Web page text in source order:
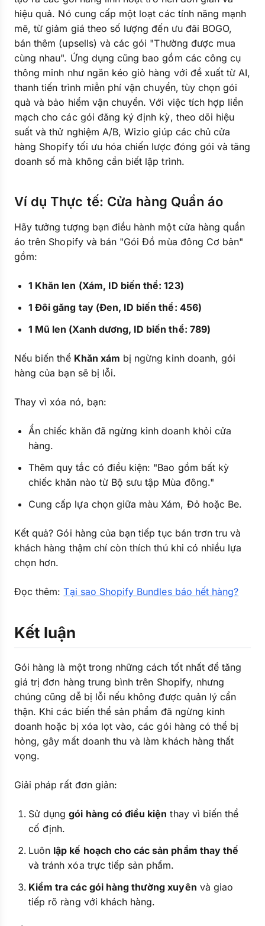
hiệu quả. Nó cung cấp một loạt các tính năng mạnh
mẽ, từ giảm giá theo số lượng đến ưu đãi BOGO,
bán thêm (upsells) và các gói "Thường được mua
cùng nhau". Ứng dụng cũng bao gồm các công cụ
thông minh như ngăn kéo giỏ hàng với đề xuất từ AI,
thanh tiến trình miễn phí vận chuyển, tùy chọn gói
quà và bảo hiểm vận chuyển. Với việc tích hợp liền
mạch cho các gói đăng ký định kỳ, theo dõi hiệu
suất và thử nghiệm A/B, Wizio giúp các chủ cửa
hàng Shopify tối ưu hóa chiến lược đóng gói và tăng
doanh số mà không cần biết lập trình.
Ví dụ Thực tế: Cửa hàng Quần áo
Hãy tưởng tượng bạn điều hành một cửa hàng quần
áo trên Shopify và bán "Gói Đồ mùa đông Cơ bản"
gồm:
1 Khăn len (Xám, ID biến thể: 123)
1 Đôi găng tay (Đen, ID biến thể: 456)
1 Mũ len (Xanh dương, ID biến thể: 789)
Nếu biến thể Khăn xám bị ngừng kinh doanh, gói
hàng của bạn sẽ bị lỗi.
Thay vì xóa nó, bạn:
Ẩn chiếc khăn đã ngừng kinh doanh khỏi cửa
hàng.
Thêm quy tắc có điều kiện: "Bao gồm bất kỳ
chiếc khăn nào từ Bộ sưu tập Mùa đông."
Cung cấp lựa chọn giữa màu Xám, Đỏ hoặc Be.
Kết quả? Gói hàng của bạn tiếp tục bán trơn tru và
khách hàng thậm chí còn thích thú khi có nhiều lựa
chọn hơn.
Đọc thêm:Tại sao Shopify Bundles báo hết hàng?
Kết luận
Gói hàng là một trong những cách tốt nhất để tăng
giá trị đơn hàng trung bình trên Shopify, nhưng
chúng cũng dễ bị lỗi nếu không được quản lý cẩn
thận. Khi các biến thể sản phẩm đã ngừng kinh
doanh hoặc bị xóa lọt vào, các gói hàng có thể bị
hỏng, gây mất doanh thu và làm khách hàng thất
vọng.
Giải pháp rất đơn giản:
Sử dụnggói hàng có điều kiện thay vì biến thể
cố định.
Luôn lập kế hoạch cho các sản phẩm thay thế
và tránh xóa trực tiếp sản phẩm.
Kiểm tra các gói hàng thường xuyên và giao
tiếp rõ ràng với khách hàng.